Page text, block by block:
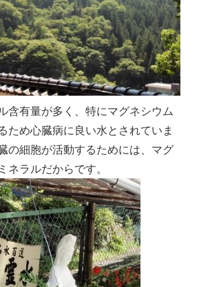
含有量が多く、特にマグネシウム
ため心臓病に良い水とされていま
の細胞が活動するためには、マグ
ネラルだからです。